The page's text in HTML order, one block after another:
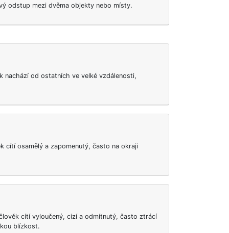
odstup mezi dvěma objekty nebo místy.
nachází od ostatních ve velké vzdálenosti,
cítí osamělý a zapomenutý, často na okraji
cítí vyloučený, cizí a odmítnutý, často ztrácí
blízkost.